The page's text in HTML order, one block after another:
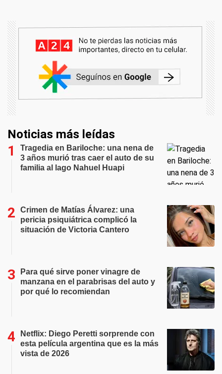
Noticias más leídas
Tragedia en Bariloche: una nena de
3 años murió tras caer el auto de su
familia al lago Nahuel Huapi
Crimen de Matías Álvarez: una
pericia psiquiátrica complicó la
situación de Victoria Cantero
Para qué sirve poner vinagre de
manzana en el parabrisas del auto y
por qué lo recomiendan
Netflix: Diego Peretti sorprende con
esta película argentina que es la más
vista de 2026